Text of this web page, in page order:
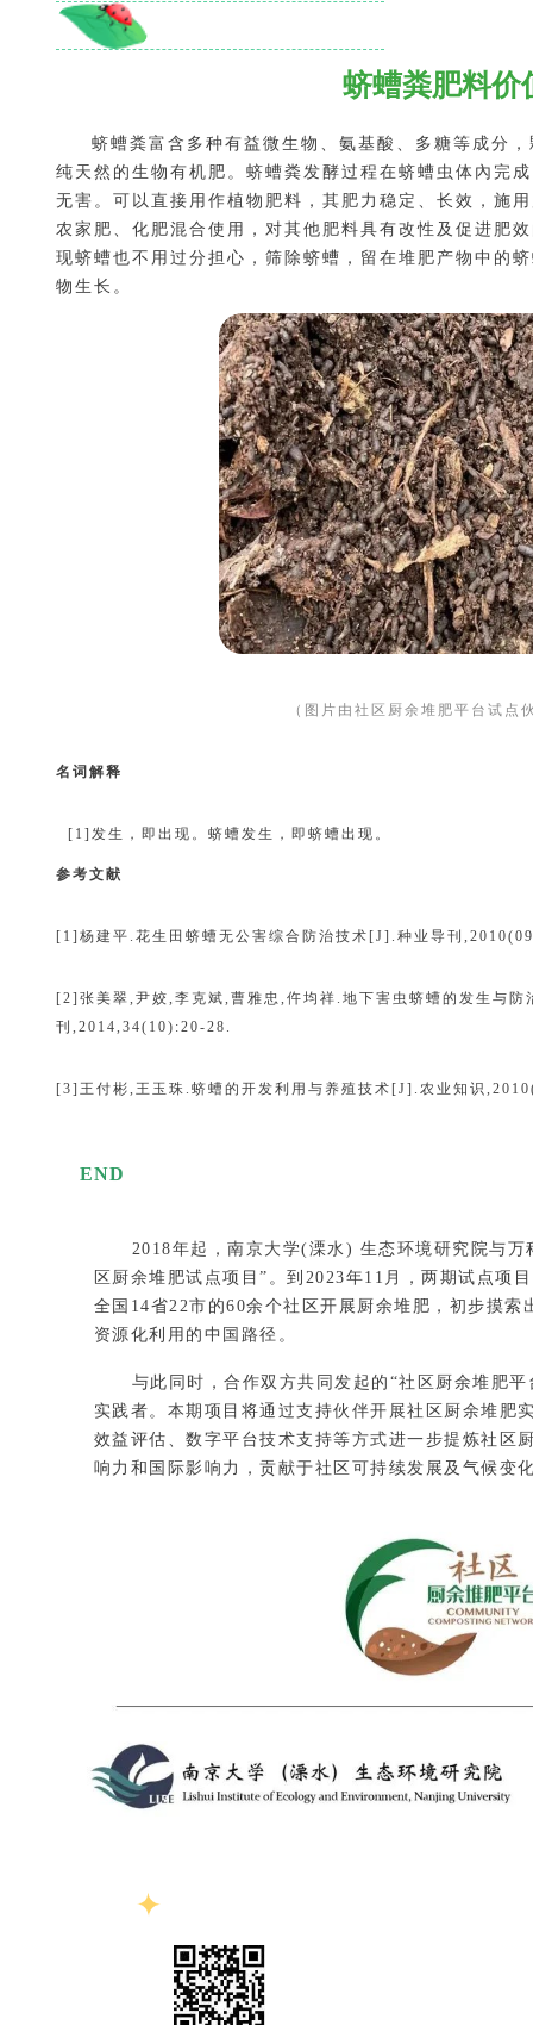
蛴螬粪肥料价
蛴螬粪富含多种有益微生物、氨基酸、多糖等成分，
纯天然的生物有机肥。蛴螬粪发酵过程在蛴螬虫体內完
无害。可以直接用作植物肥料，其肥力稳定、长效，施
农家肥、化肥混合使用，对其他肥料具有改性及促进肥
现蛴螬也不用过分担心，筛除蛴螬，留在堆肥产物中的
物生长。
（图片由社区厨余堆肥平台试点
名词解释
[1] 发生，即出现。蛴螬发生，即蛴螬出现。
参考文献
[1]杨建平.花生田蛴螬无公害综合防治技术[J].种业导刊
[2]张美翠,尹姣,李克斌,曹雅忠,仵均祥.地下害虫蛴螬的发生与
刊,2014,34(10):20-28.
[3]王付彬,王玉珠.蛴螬的开发利用与养殖技术[J].农业知识
END
2018年起，南京大学(溧水) 生态环境研究院与
区厨余堆肥试点项目”。到2023年11月，两期试点项
全国14省22市的60余个社区开展厨余堆肥，初步摸索
资源化利用的中国路径。
与此同时，合作双方共同发起的“社区厨余堆肥
实践者。本期项目将通过支持伙伴开展社区厨余堆肥
效益评估、数字平台技术支持等方式进一步提炼社区
响力和国际影响力，贡献于社区可持续发展及气候变